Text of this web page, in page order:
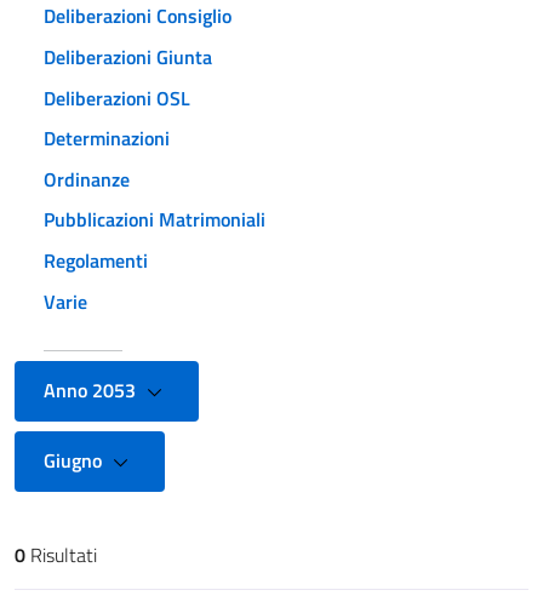
Deliberazioni Consiglio
Deliberazioni Giunta
Deliberazioni OSL
Determinazioni
Ordinanze
Pubblicazioni Matrimoniali
Regolamenti
Varie
Anno 2053
Giugno
Risultati di ricerca
0 Risultati